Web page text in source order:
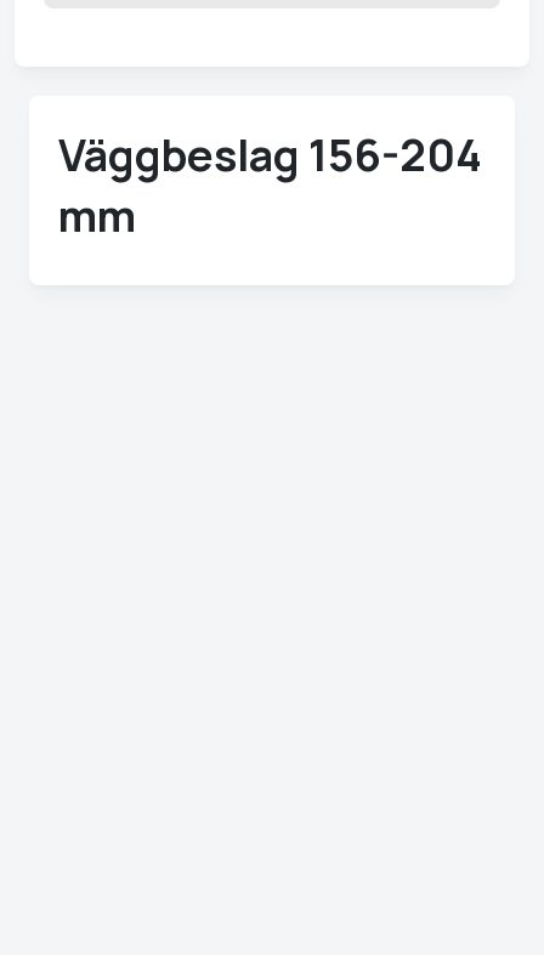
Väggbeslag 156-204
mm